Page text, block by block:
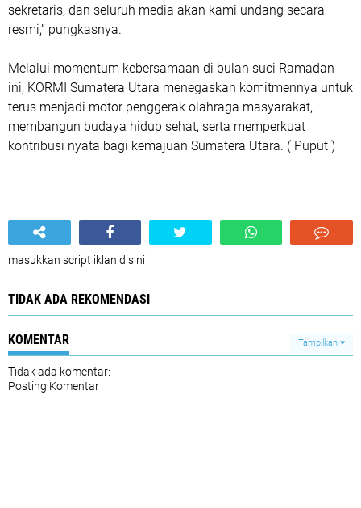
sekretaris, dan seluruh media akan kami undang secara
resmi,” pungkasnya.
Melalui momentum kebersamaan di bulan suci Ramadan
ini, KORMI Sumatera Utara menegaskan komitmennya untuk
terus menjadi motor penggerak olahraga masyarakat,
membangun budaya hidup sehat, serta memperkuat
kontribusi nyata bagi kemajuan Sumatera Utara. ( Puput )
masukkan script iklan disini
TIDAK ADA REKOMENDASI
KOMENTAR Tampilkan
Tidak ada komentar:
Posting Komentar